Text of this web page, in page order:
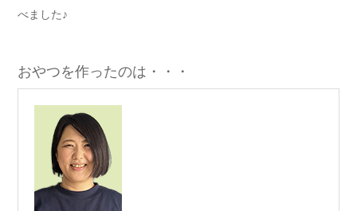
べました♪
おやつを作ったのは・・・